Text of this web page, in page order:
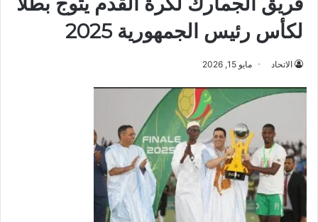
لكأس رئيس الجمهورية 2025
الاتحاد مايو 15, 2026